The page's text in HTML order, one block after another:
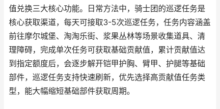
值兑换三大核心功能。日常方法中，骑士团的巡逻任务是
核心获取渠道，每天可接取3-5次巡逻任务，任务内容涵盖
前往摩尔城堡、淘淘乐街、浆果丛林等场景收集道具、清
理障碍，完成单次任务可获取基础贡献值，累计贡献值达
到指定额度后，会逐步解开铠甲护胸、臂甲、护腿等基础
部件，巡逻任务支持快速刷新，优先选择高贡献值任务类
型，能大幅缩短基础部件获取周期。